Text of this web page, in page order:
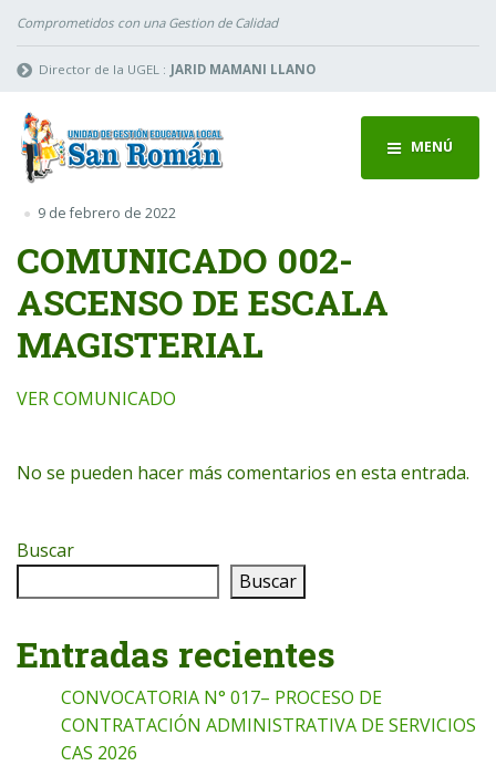
Comprometidos con una Gestion de Calidad
Director de la UGEL : JARID MAMANI LLANO
MENÚ
9 de febrero de 2022
COMUNICADO 002-
ASCENSO DE ESCALA
MAGISTERIAL
VER COMUNICADO
No se pueden hacer más comentarios en esta entrada.
Buscar
Buscar
Entradas recientes
CONVOCATORIA N° 017– PROCESO DE
CONTRATACIÓN ADMINISTRATIVA DE SERVICIOS
CAS 2026